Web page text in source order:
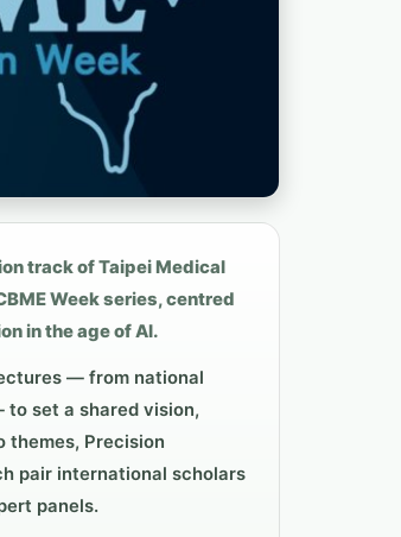
track of Taipei Medical
Week series, centred
in the age of AI.
— from national
set a shared vision,
themes, Precision
pair international scholars
panels.